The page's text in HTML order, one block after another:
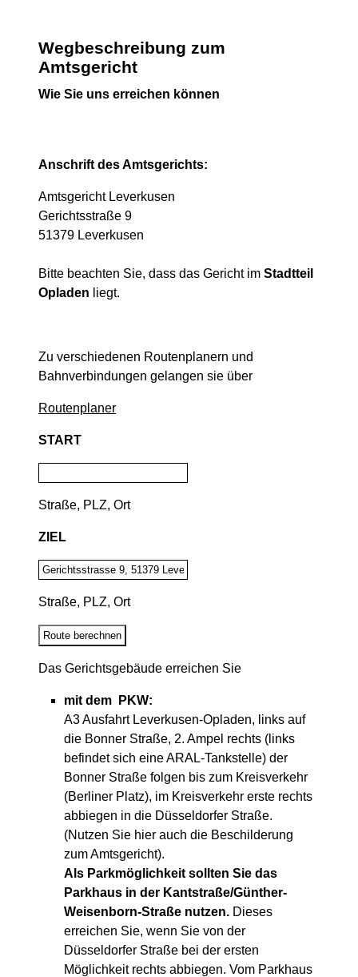
Wegbeschreibung zum
Amtsgericht
Wie Sie uns erreichen können
Anschrift des Amtsgerichts:
Amtsgericht Leverkusen
Gerichtsstraße 9
51379 Leverkusen
Bitte beachten Sie, dass das Gericht im Stadtteil
Opladen liegt.
Zu verschiedenen Routenplanern und
Bahnverbindungen gelangen sie über
Routenplaner
START
Straße, PLZ, Ort
ZIEL
Straße, PLZ, Ort
Das Gerichtsgebäude erreichen Sie
mit dem PKW:
A3 Ausfahrt Leverkusen-Opladen, links auf
die Bonner Straße, 2. Ampel rechts (links
befindet sich eine ARAL-Tankstelle) der
Bonner Straße folgen bis zum Kreisverkehr
(Berliner Platz), im Kreisverkehr erste rechts
abbiegen in die Düsseldorfer Straße.
(Nutzen Sie hier auch die Beschilderung
zum Amtsgericht).
Als Parkmöglichkeit sollten Sie das
Parkhaus in der Kantstraße/Günther-
Weisenborn-Straße nutzen. Dieses
erreichen Sie, wenn Sie von der
Düsseldorfer Straße bei der ersten
Möglichkeit rechts abbiegen. Vom Parkhaus